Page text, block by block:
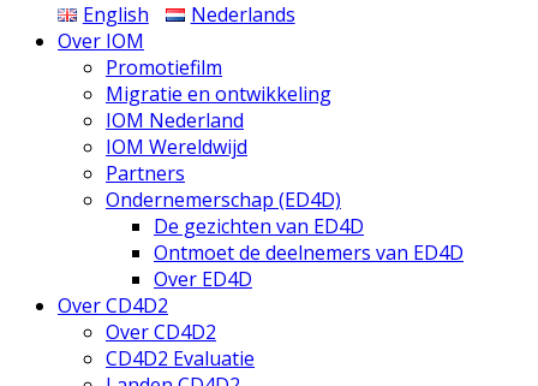
website
English
Nederlands
Over IOM
Promotiefilm
Migratie en ontwikkeling
IOM Nederland
IOM Wereldwijd
Partners
Ondernemerschap (ED4D)
De gezichten van ED4D
Ontmoet de deelnemers van ED4D
Over ED4D
Over CD4D2
Over CD4D2
CD4D2 Evaluatie